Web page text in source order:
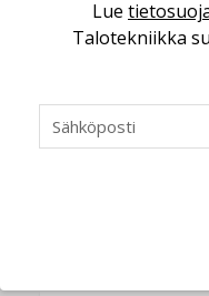
saatavien
KOLUMNI
jämähtänyt
MIELIPIDE
Lue
Talotekniikka